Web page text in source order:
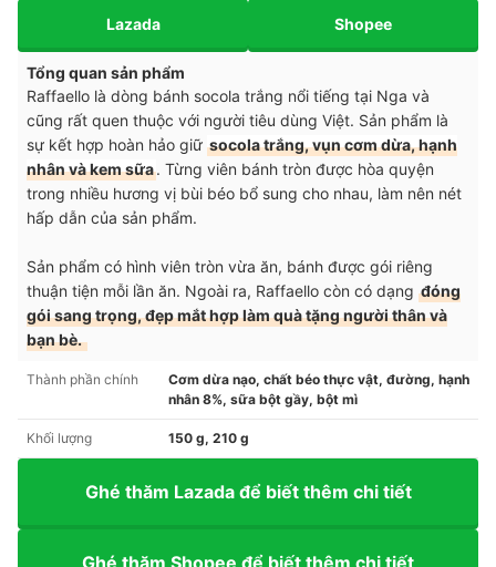
Lazada Shopee
Tổng quan sản phẩm
Raffaello là dòng bánh socola trắng nổi tiếng tại Nga và
cũng rất quen thuộc với người tiêu dùng Việt. Sản phẩm là
sự kết hợp hoàn hảo giữ socola trắng, vụn cơm dừa, hạnh
nhân và kem sữa. Từng viên bánh tròn được hòa quyện
trong nhiều hương vị bùi béo bổ sung cho nhau, làm nên nét
hấp dẫn của sản phẩm.
Sản phẩm có hình viên tròn vừa ăn, bánh được gói riêng
thuận tiện mỗi lần ăn. Ngoài ra, Raffaello còn có dạng đóng
gói sang trọng, đẹp mắt hợp làm quà tặng người thân và
bạn bè.
Thành phần chính
Cơm dừa nạo, chất béo thực vật, đường, hạnh
nhân 8%, sữa bột gầy, bột mì
Khối lượng 150 g, 210 g
Ghé thăm Lazada để biết thêm chi tiết
Ghé thăm Shopee để biết thêm chi tiết